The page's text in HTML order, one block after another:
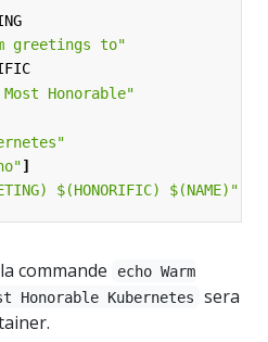
greetings to"
Most Honorable"
]
$(HONORIFIC) $(NAME)"
commande
echo Warm
Honorable Kubernetes
sera